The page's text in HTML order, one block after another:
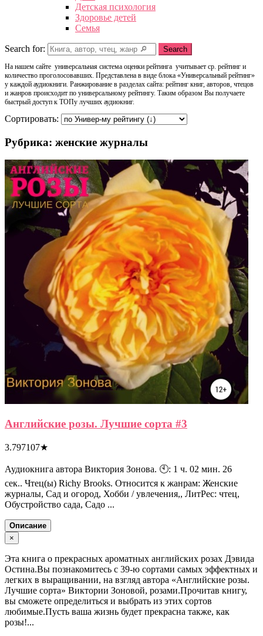
Детская психология
Здоровье детей
Семья
Search for: Search
На нашем сайте универсальная система оценки рейтинга учитывает ср. рейтинг и
количество проголосовавших. Представлена в виде блока «Универсальный рейтинг»
у каждой аудиокниги. Ранжирование в разделах сайта: рейтинг книг, авторов, чтецов
и жанров происходит по универсальному рейтингу. Таким образом Вы получаете
быстрый доступ к ТОПу лучших аудиокниг.
Сортировать:
Рубрика: женские журналы
Английские розы. Лучшие сорта #3
3.797107★
Аудиокнига автора Виктория Зонова. 🕙: 1 ч. 02 мин. 26
сек.. Чтец(ы) Richy Brooks. Относится к жанрам: Женские
журналы, Сад и огород, Хобби / увлечения,, ЛитРес: чтец,
Обустройство сада, Садо ...
Описание
×
Эта книга о прекрасных ароматных английских розах Дэвида
Остина.Вы познакомитесь с 39-ю сортами самых эффектных и
легких в выращивании, на взгляд автора «Английские розы.
Лучшие сорта» Виктории Зоновой, розами.Прочитав книгу,
вы сможете определиться и выбрать из этих сортов
любимые.Пусть ваша жизнь будет прекрасна также, как
розы!...